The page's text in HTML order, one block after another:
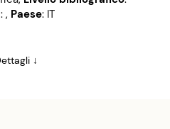
:, Paese: IT
↓